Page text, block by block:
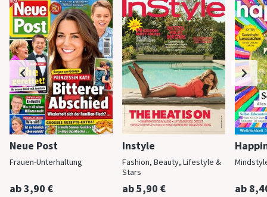
Neue Post
Frauen-Unterhaltung
ab 3,90 €
Instyle
Fashion, Beauty, Lifestyle &
Stars
ab 5,90 € ab